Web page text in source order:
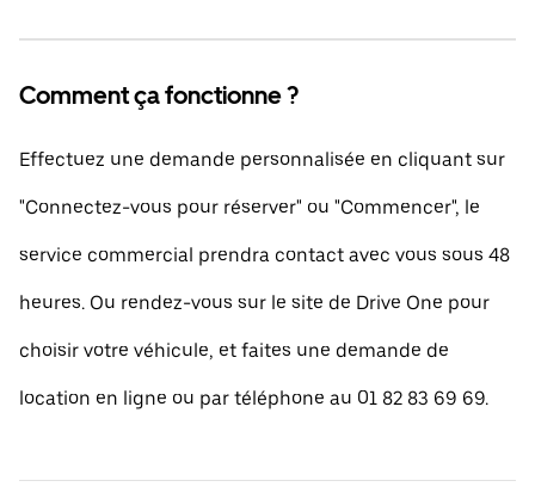
Comment ça fonctionne ?
Effectuez une demande personnalisée en cliquant sur
"Connectez-vous pour réserver" ou "Commencer", le
service commercial prendra contact avec vous sous 48
heures. Ou rendez-vous sur le site de Drive One pour
choisir votre véhicule, et faites une demande de
location en ligne ou par téléphone au 01 82 83 69 69.